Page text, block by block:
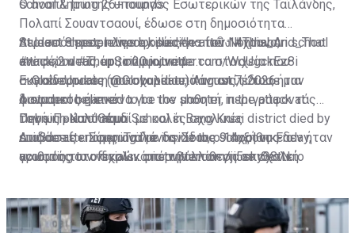
school & firing 26+ rounds
At least 8 people were killed#กราดยิง #This_And_That
#ข่าวด่วน #ThepSirin pic.twitter.com/WdUgckEz8i
— GlobeUpdate (@Globupdate)August 7, 2026
Ο αναπληρωτής υπουργός Εσωτερικών της Ταϊλάνδης,
Πολαπί Σουαντσαουί, έδωσε στη δημοσιότητα
περισσότερες πληροφορίες για τον 14χρονο,
αναφέροντας ότι, σύμφωνα με τα στοιχεία που
συγκέντρωσε η αστυνομία από το σπίτι του, ήταν
φανατικός gamer.
Student shooter dies by suicide after Nonthaburi school
attack; 2 dead, up to 20 injured
A student believed to be the shooter in the attack at
Debsirin Nonthaburi School in Bang Kruai district died by
suicide after opening fire inside the school on Friday,
according to officials…pic.twitter.com/ji5sky38tN
Εκπαιδευτικός του σχολείου, πάντως, έδωσε μια
διαφορετική εικόνα για τον μαθητή, περιγράφοντάς
τον ως «καλό παιδί με καλές σχολικές
επιδόσεις». Σύμφωνα με τον ίδιο, ο 14χρονος δεν ήταν
γνωστός στο σχολικό περιβάλλον για επιθετική
Πηγή: Πρώτο Θέμα
Διαβάστε επίσης:Ταϊλάνδη: Στους 9 αυξήθηκε ο
αριθμός των νεκρών από την επίθεση σε σχολείο